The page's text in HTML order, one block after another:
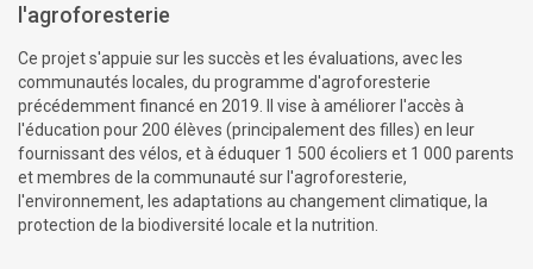
l'agroforesterie
Ce projet s'appuie sur les succès et les évaluations, avec les
communautés locales, du programme d'agroforesterie
précédemment financé en 2019. Il vise à améliorer l'accès à
l'éducation pour 200 élèves (principalement des filles) en leur
fournissant des vélos, et à éduquer 1 500 écoliers et 1 000 parents
et membres de la communauté sur l'agroforesterie,
l'environnement, les adaptations au changement climatique, la
protection de la biodiversité locale et la nutrition.